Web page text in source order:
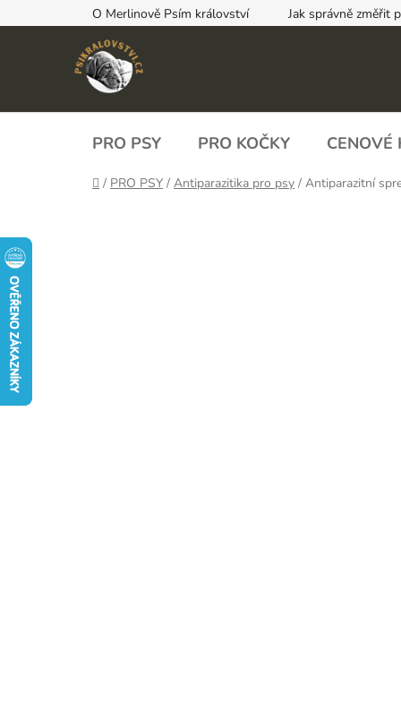
na
O Merlinově Psím království Jak správně změřit
PRO PSY PRO KOČKY CENOVÉ
Domů
/ PRO PSY / Antiparazitika pro psy / Antiparazitní